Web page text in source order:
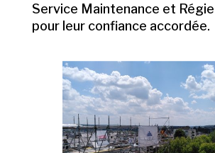
Service Maintenance et
pour leur confiance accordée.